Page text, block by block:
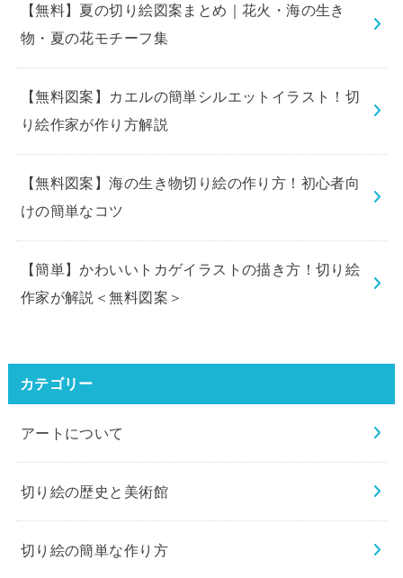
【無料】夏の切り絵図案まとめ｜花火・海の生き
物・夏の花モチーフ集
【無料図案】カエルの簡単シルエットイラスト！切
り絵作家が作り方解説
【無料図案】海の生き物切り絵の作り方！初心者向
けの簡単なコツ
【簡単】かわいいトカゲイラストの描き方！切り絵
作家が解説＜無料図案＞
カテゴリー
アートについて
切り絵の歴史と美術館
切り絵の簡単な作り方